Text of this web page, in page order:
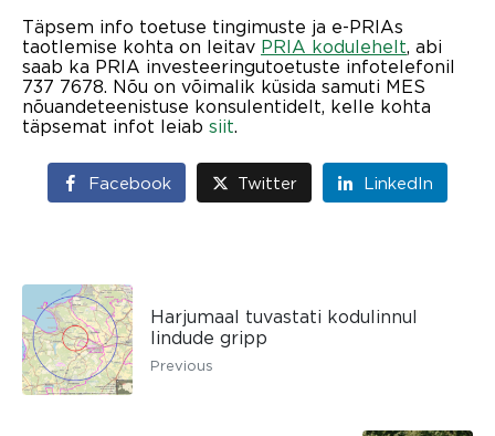
Täpsem info toetuse tingimuste ja e-PRIAs
taotlemise kohta on leitav PRIA kodulehelt, abi
saab ka PRIA investeeringutoetuste infotelefonil
737 7678. Nõu on võimalik küsida samuti MES
nõuandeteenistuse konsulentidelt, kelle kohta
täpsemat infot leiab siit.
Facebook Twitter LinkedIn
Harjumaal tuvastati kodulinnul
lindude gripp
Previous